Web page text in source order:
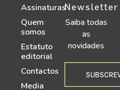
Assinaturas
Quem
somos
Estatuto
editorial
Contactos
Media
Newsletter
Saiba todas
as
novidades